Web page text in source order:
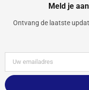
Meld je
Ontvang de laatste